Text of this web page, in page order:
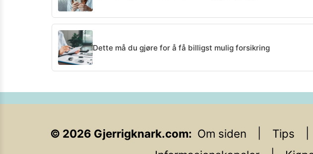
Dette må du gjøre for å få billigst mulig forsikring
© 2026 Gjerrigknark.com Om siden Tips